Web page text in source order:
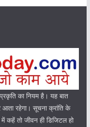
का नियम है। यह बात
रहेगा। सूचना क्रांति के
कहें तो जीवन ही डिजिटल हो